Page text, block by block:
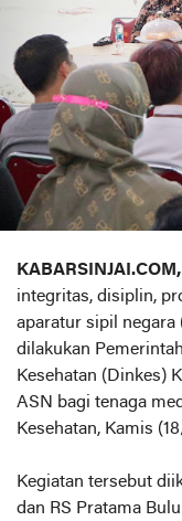
integritas, disiplin,
aparatur sipil negara
dilakukan
Kesehatan (Dinkes)
ASN bagi tenaga
Kesehatan, Kamis
Kegiatan tersebut
dan RS Pratama